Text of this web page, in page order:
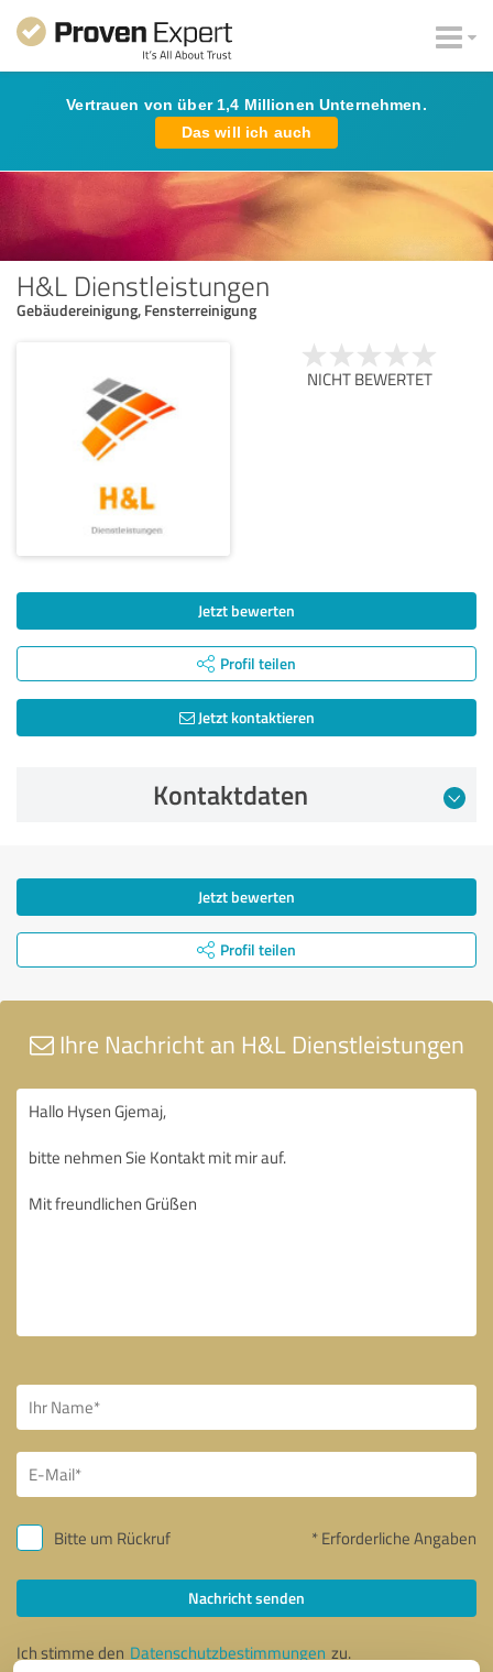
Vertrauen von über 1,4 Millionen Unternehmen.
Das will ich auch
H&L Dienstleistungen
Gebäudereinigung, Fensterreinigung
NICHT BEWERTET
Jetzt bewerten
Profil teilen
Jetzt kontaktieren
Kontaktdaten
Jetzt bewerten
Profil teilen
Ihre Nachricht an H&L Dienstleistungen
Bitte um Rückruf * Erforderliche Angaben
Nachricht senden
Ich stimme den Datenschutzbestimmungen zu.